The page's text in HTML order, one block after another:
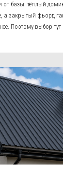
базы: тёплый
а закрытый фьорд
Поэтому выбор тут